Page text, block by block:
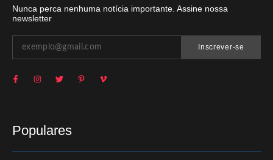
Nunca perca nenhuma notícia importante. Assine nossa
newsletter
Inscrever-se
Populares